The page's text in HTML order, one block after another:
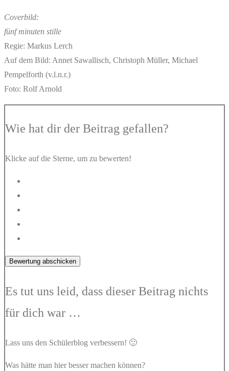
Coverbild:
fünf minuten stille
Regie: Markus Lerch
Auf dem Bild: Annet Sawallisch, Christoph Müller, Michael
Pempelforth (v.l.n.r.)
Foto: Rolf Arnold
Wie hat dir der Beitrag gefallen?
Klicke auf die Sterne, um zu bewerten!
Bewertung abschicken
Es tut uns leid, dass dieser Beitrag nichts
für dich war …
Lass uns den Schülerblog verbessern! 🙂
Was hätte man hier besser machen können?